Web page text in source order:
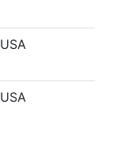
USA
USA